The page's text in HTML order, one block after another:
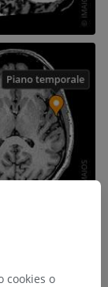
cookies o